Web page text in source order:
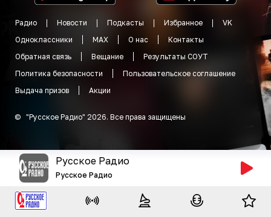
Радио Новости Подкасты Избранное
VK
Одноклассники
MAX О нас
Контакты
Обратная связь
Вещание
Результаты СОУТ
Политика безопасности
Пользовательское соглашение
Выдача призов
Акции
© "Русское Радио" 2026. Все права защищены
Русское Радио
Русское Радио